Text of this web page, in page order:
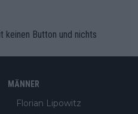
keinen Button und nichts
MÄNNER
Florian Lipowitz